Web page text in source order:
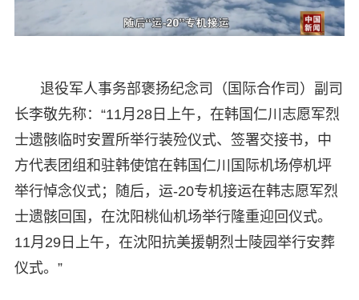
退役军人事务部褒扬纪念司（国际合作司）副司
长李敬先称：“11月28日上午，在韩国仁川志愿军烈
士遗骸临时安置所举行装殓仪式、签署交接书，中
方代表团组和驻韩使馆在韩国仁川国际机场停机坪
举行悼念仪式；随后，运-20专机接运在韩志愿军烈
士遗骸回国，在沈阳桃仙机场举行隆重迎回仪式。
11月29日上午，在沈阳抗美援朝烈士陵园举行安葬
仪式。”